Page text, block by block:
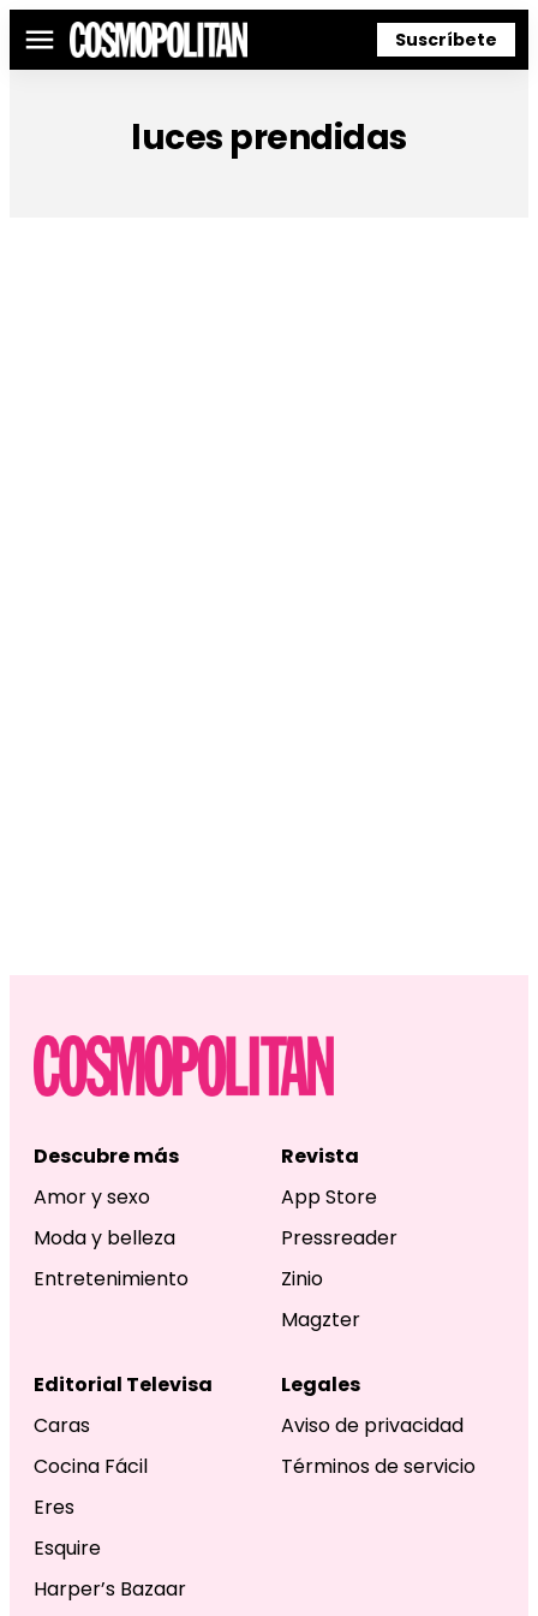
Menú Suscríbete
luces prendidas
Descubre más
Amor y sexo
Moda y belleza
Entretenimiento
Revista
App Store
Pressreader
Zinio
Magzter
Editorial Televisa
Caras
Cocina Fácil
Eres
Esquire
Harper’s Bazaar
Legales
Aviso de privacidad
Términos de servicio